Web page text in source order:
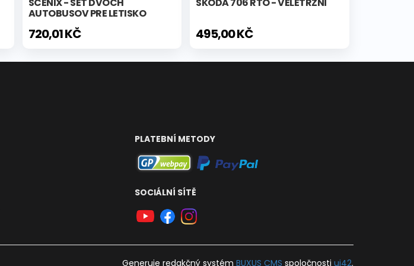
SCENIX - SET DVOCH
AUTOBUSOV PRE LETISKO
720,01 KČ
ŠKODA 706 RTO - VELETRŽNÍ
495,00 KČ
PLATEBNÍ METODY
SOCIÁLNÍ SÍTĚ
Generuje redakčný systém BUXUS CMS spoločnosti ui42.